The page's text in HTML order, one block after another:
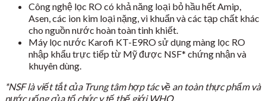
Công nghệ lọc RO có khả năng loại bỏ hầu hết Amip,
Asen, các ion kim loại nặng, vi khuẩn và các tạp chất khác
cho nguồn nước hoàn toàn tinh khiết.
Máy lọc nước Karofi KT-E9RO sử dụng màng lọc RO
nhập khẩu trực tiếp từ Mỹ được NSF* chứng nhận và
khuyên dùng.
*NSF là viết tắt của Trung tâm hợp tác về an toàn thực phẩm và
nước uống của tổ chức y tế thế giới WHO.